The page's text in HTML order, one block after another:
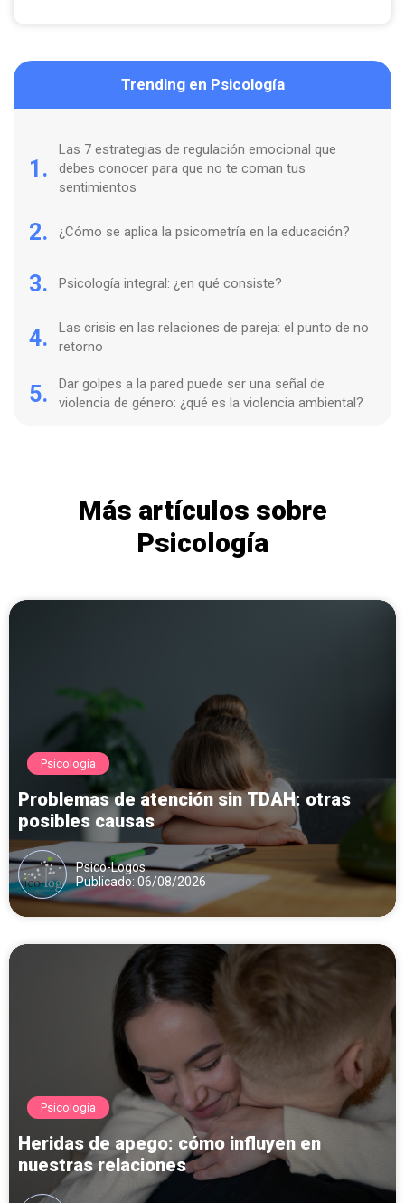
Trending en Psicología
1.
Las 7 estrategias de regulación emocional que
debes conocer para que no te coman tus
sentimientos
2. ¿Cómo se aplica la psicometría en la educación?
3. Psicología integral: ¿en qué consiste?
4.
Las crisis en las relaciones de pareja: el punto de no
retorno
5.
Dar golpes a la pared puede ser una señal de
violencia de género: ¿qué es la violencia ambiental?
Más artículos sobre
Psicología
Psicología
Problemas de atención sin TDAH: otras
posibles causas
Psico-Logos
Publicado: 06/08/2026
Psicología
Heridas de apego: cómo influyen en
nuestras relaciones